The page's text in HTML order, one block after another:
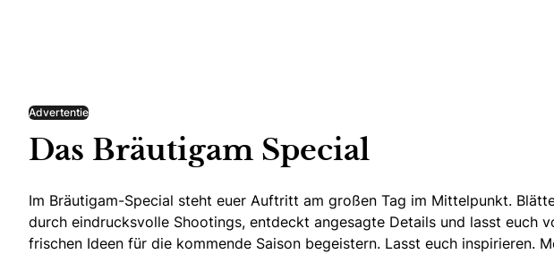
Advertentie
Das Bräutigam Special
Im Bräutigam-Special steht euer Auftritt am großen Tag im Mittelpunkt.
durch eindrucksvolle Shootings, entdeckt angesagte Details und lasst euch
frischen Ideen für die kommende Saison begeistern. Lasst euch inspirieren.